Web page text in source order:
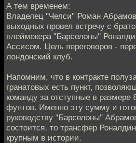
А тем временем:
Владелец "Челси" Роман
выходных провел встречу с
плеймекера "Барселоны"
Ассисом. Цель переговоров -
лондонский клуб.
Напомним, что в контракте
гранатовых есть пункт,
команду за отступные в размере
фунтов. Именно эту сумму и
руководству "Барселоны"
состоится, то трансфер
крупным в истории.